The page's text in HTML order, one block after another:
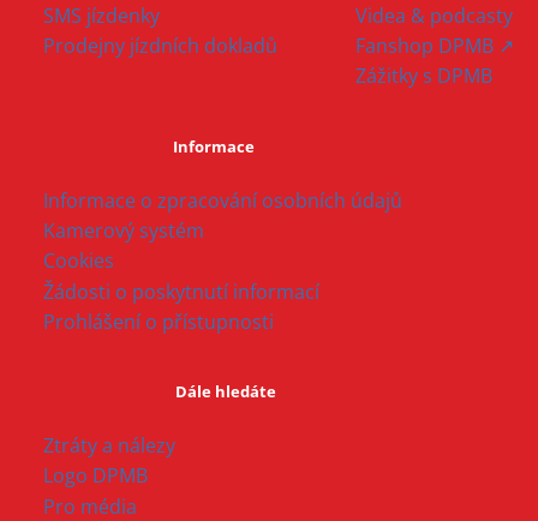
SMS jízdenky
Prodejny jízdních dokladů
Videa & podcasty
Fanshop DPMB ↗
Zážitky s DPMB
Informace
Informace o zpracování osobních údajů
Kamerový systém
Cookies
Žádosti o poskytnutí informací
Prohlášení o přístupnosti
Dále hledáte
Ztráty a nálezy
Logo DPMB
Pro média